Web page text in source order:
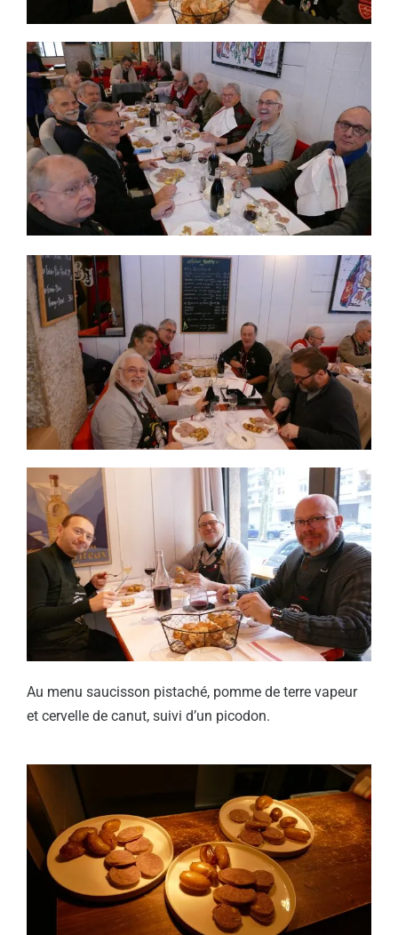
Au menu saucisson pistaché, pomme de terre vapeur
et cervelle de canut, suivi d’un picodon.